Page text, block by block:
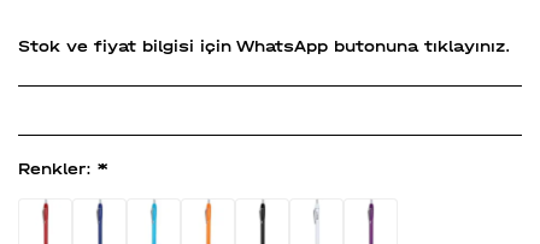
Stok ve fiyat bilgisi için WhatsApp butonuna tıklayınız.
Renkler: *